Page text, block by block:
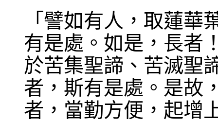
「譬如有人，取蓮
有是處。如是，長者
於苦集聖諦、苦滅聖
者，斯有是處。是故
者，當勤方便，起增